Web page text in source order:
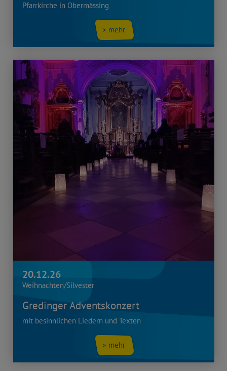
Pfarrkirche in Obermässing
> mehr
20.12.26
Weihnachten/Silvester
Gredinger Adventskonzert
mit besinnlichen Liedern und Texten
> mehr